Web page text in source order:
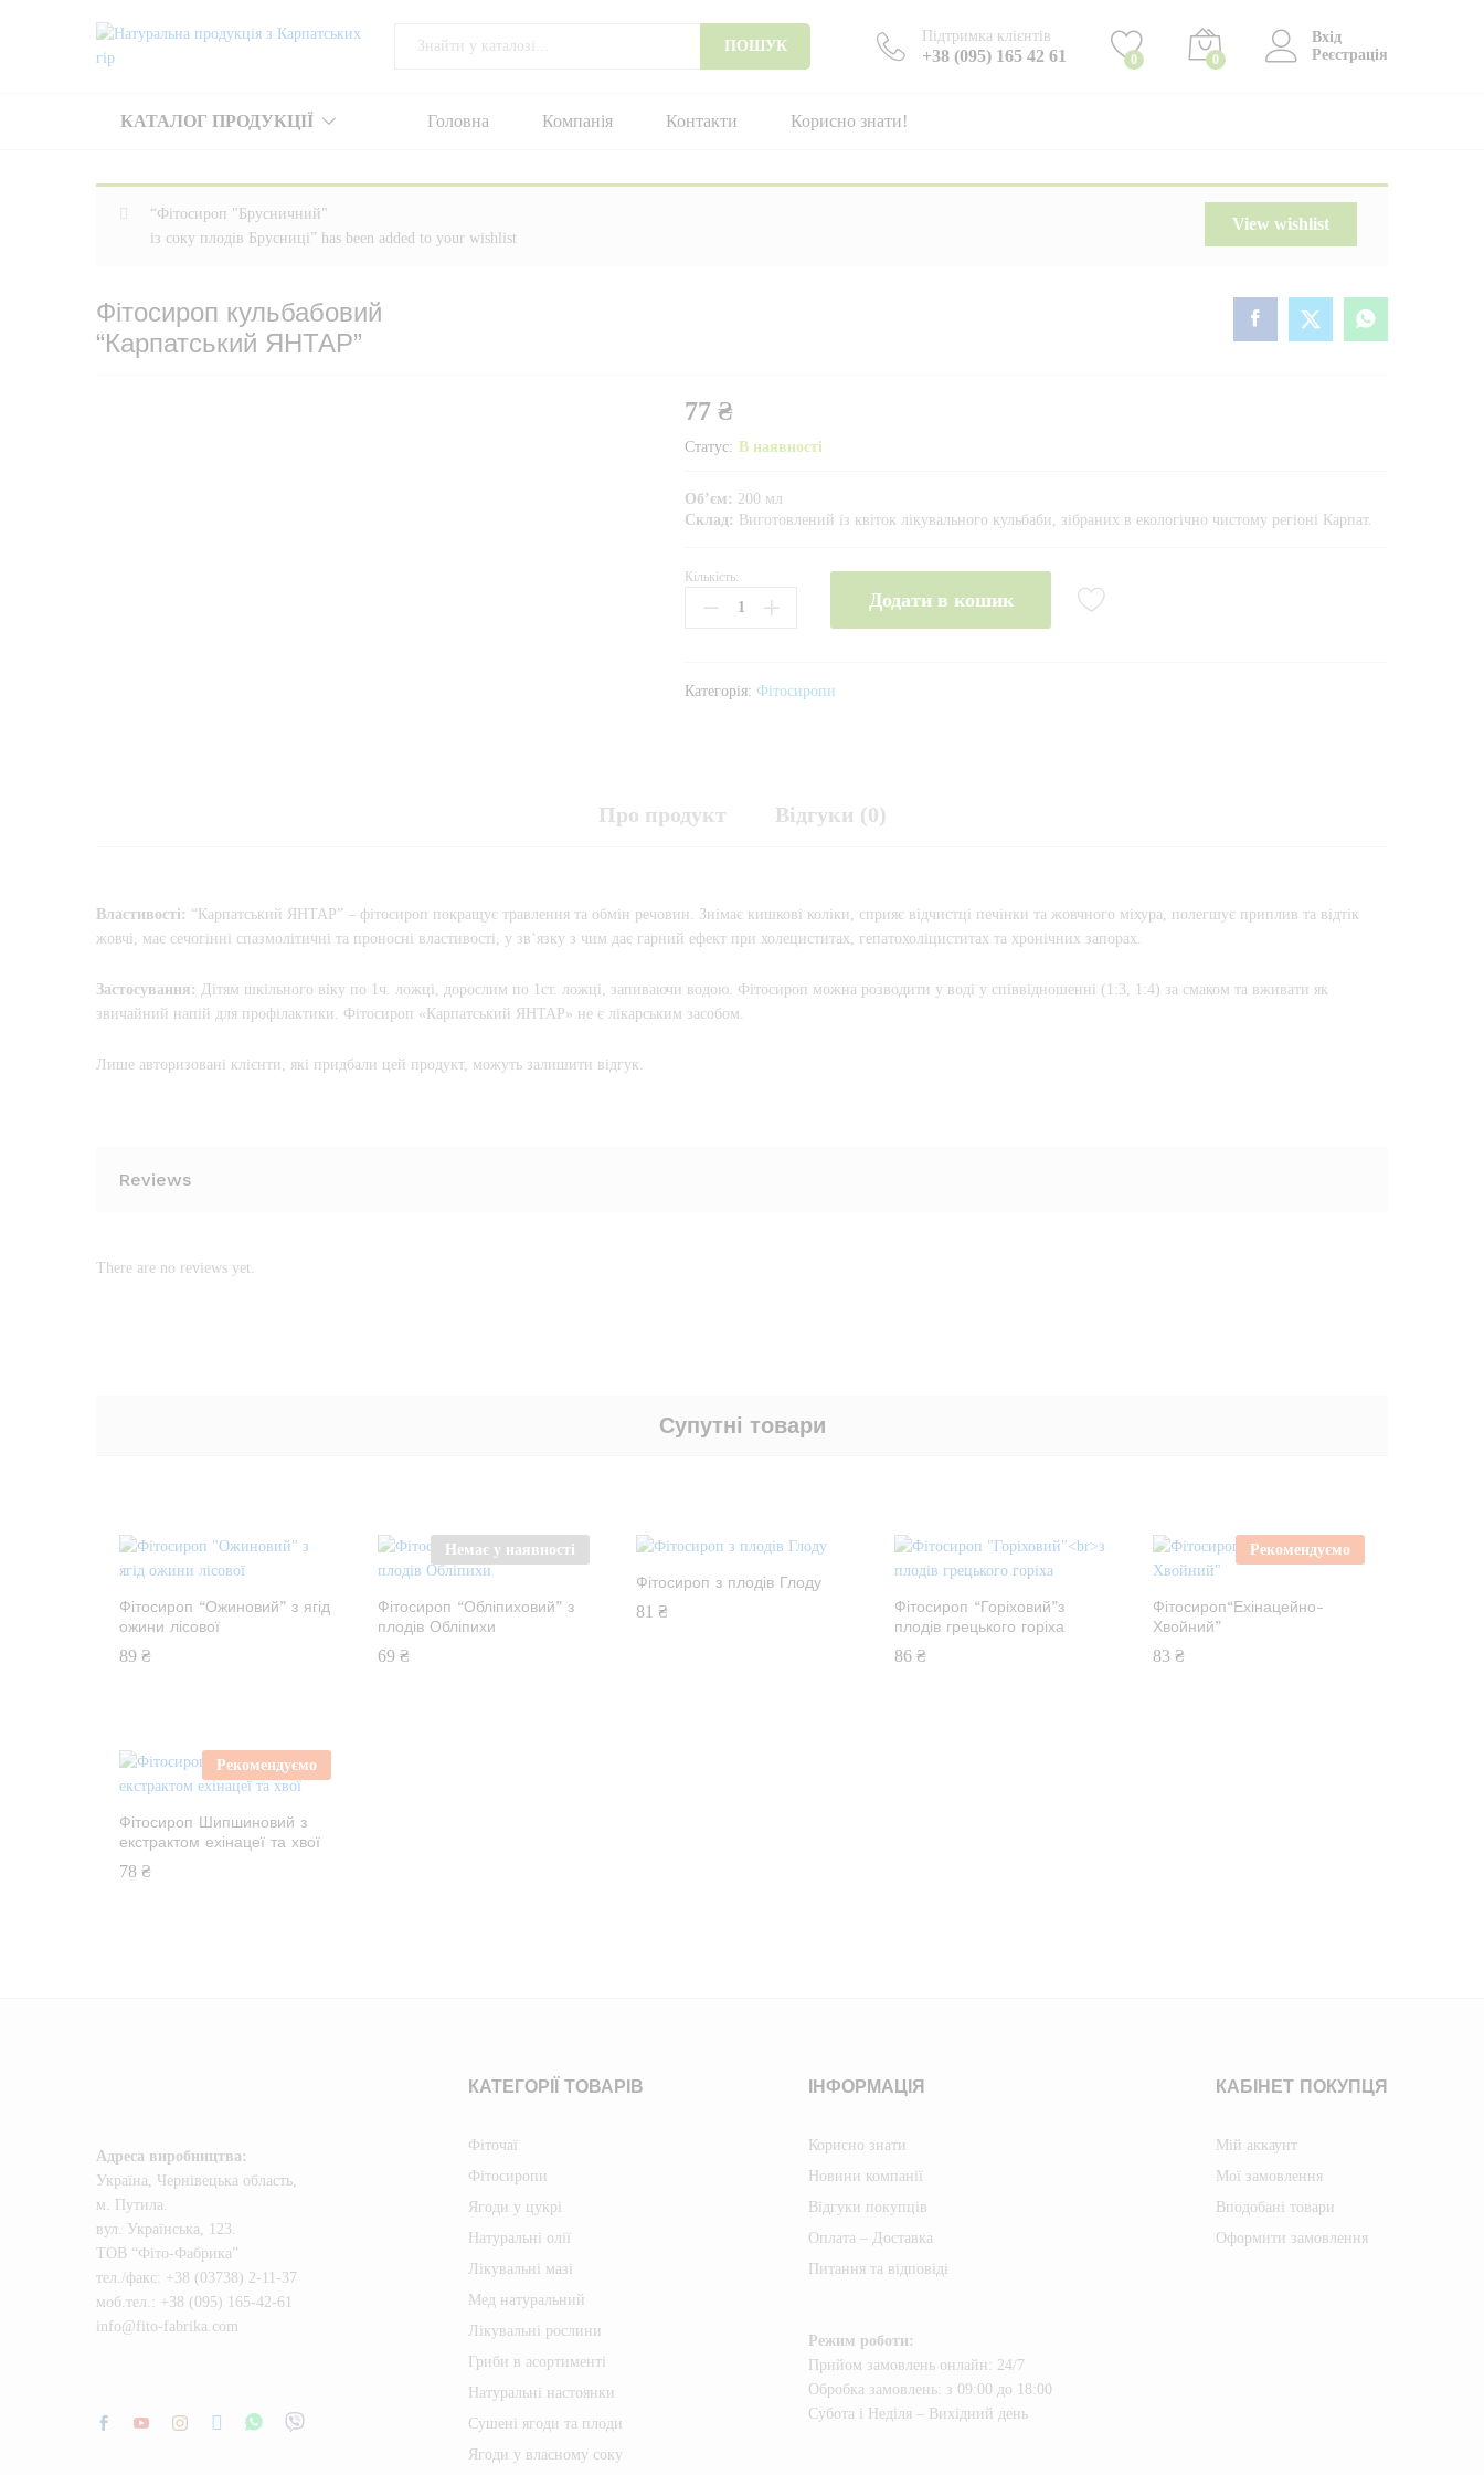
ПОШУК
Підтримка клієнтів
+38 (095) 165 42 61 0 0
Вхід
Реєстрація
КАТАЛОГ ПРОДУКЦІЇ Головна Компанія Контакти Корисно знати!
View wishlist
“Фітосироп "Брусничний"
із соку плодів Брусниці” has been added to your wishlist
Фітосироп кульбабовий
“Карпатський ЯНТАР”
77₴
Статус: В наявності
Об’єм: 200 мл
Склад: Виготовлений із квіток лікувального кульбаби, зібраних в екологічно чистому регіоні Карпат.
Фітосироп
кульбабовий
Кількість:
Додати в кошик
Категорія:Фітосиропи
Про продукт Відгуки (0)
Властивості: “Карпатський ЯНТАР” – фітосироп покращує травлення та обмін речовин. Знімає кишкові коліки, сприяє відчистці печінки та жовчного міхура, полегшує приплив та відтік
жовчі, має сечогінні спазмолітичні та проносні властивості, у зв’язку з чим дає гарний ефект при холециститах, гепатохоліциститах та хронічних запорах.
Застосування: Дітям шкільного віку по 1ч. ложці, дорослим по 1ст. ложці, запиваючи водою. Фітосироп можна розводити у воді у співвідношенні (1:3, 1:4) за смаком та вживати як
звичайний напій для профілактики. Фітосироп «Карпатський ЯНТАР» не є лікарським засобом.
Лише авторизовані клієнти, які придбали цей продукт, можуть залишити відгук.
Reviews
There are no reviews yet.
Супутні товари
Фітосироп “Ожиновий” з ягід
ожини лісової
89 ₴
Немає у наявності
Фітосироп “Обліпиховий” з
плодів Обліпихи
69 ₴
Фітосироп з плодів Глоду
81 ₴ Фітосироп “Горіховий”з
плодів грецького горіха
86 ₴
Рекомендуємо
Фітосироп“Ехінацейно-
Хвойний”
83 ₴
Рекомендуємо
Фітосироп Шипшиновий з
екстрактом ехінацеї та хвої
78 ₴
Адреса виробництва:
Україна, Чернівецька область,
м. Путила.
вул. Українська, 123.
ТОВ “Фіто-Фабрика”
тел./факс: +38 (03738) 2-11-37
моб.тел.: +38 (095) 165-42-61
info@fito-fabrika.com
КАТЕГОРІЇ ТОВАРІВ
Фіточаї
Фітосиропи
Ягоди у цукрі
Натуральні олії
Лікувальні мазі
Мед натуральний
Лікувальні рослини
Гриби в асортименті
Натуральні настоянки
Сушені ягоди та плоди
Ягоди у власному соку
ІНФОРМАЦІЯ
Корисно знати
Новини компанії
Відгуки покупців
Оплата – Доставка
Питання та відповіді
Режим роботи:
Прийом замовлень онлайн: 24/7
Обробка замовлень: з 09:00 до 18:00
Субота i Неділя – Вихідний день
КАБІНЕТ ПОКУПЦЯ
Мій аккаунт
Мої замовлення
Вподобані товари
Оформити замовлення
Фітосироп кульбабовий